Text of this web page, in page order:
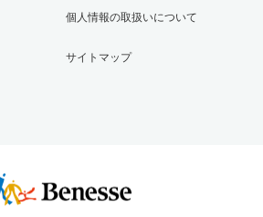
個人情報の取扱いについて
サイトマップ